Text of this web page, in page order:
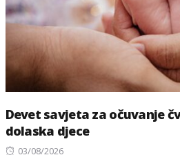
Devet savjeta za očuvanje
dolaska djece
Posted
03/08/2026